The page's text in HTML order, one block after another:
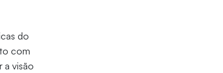
do
com
a visão